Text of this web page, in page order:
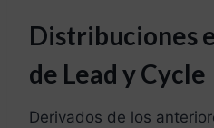
Distribuciones
de Lead y Cycle
Derivados de los